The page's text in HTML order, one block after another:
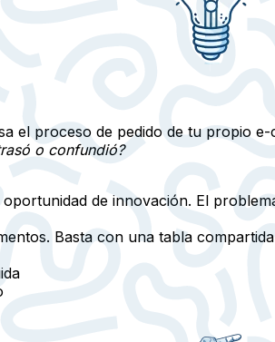
el proceso de pedido de tu propio
o confundió?
de innovación. El
Basta con una tabla